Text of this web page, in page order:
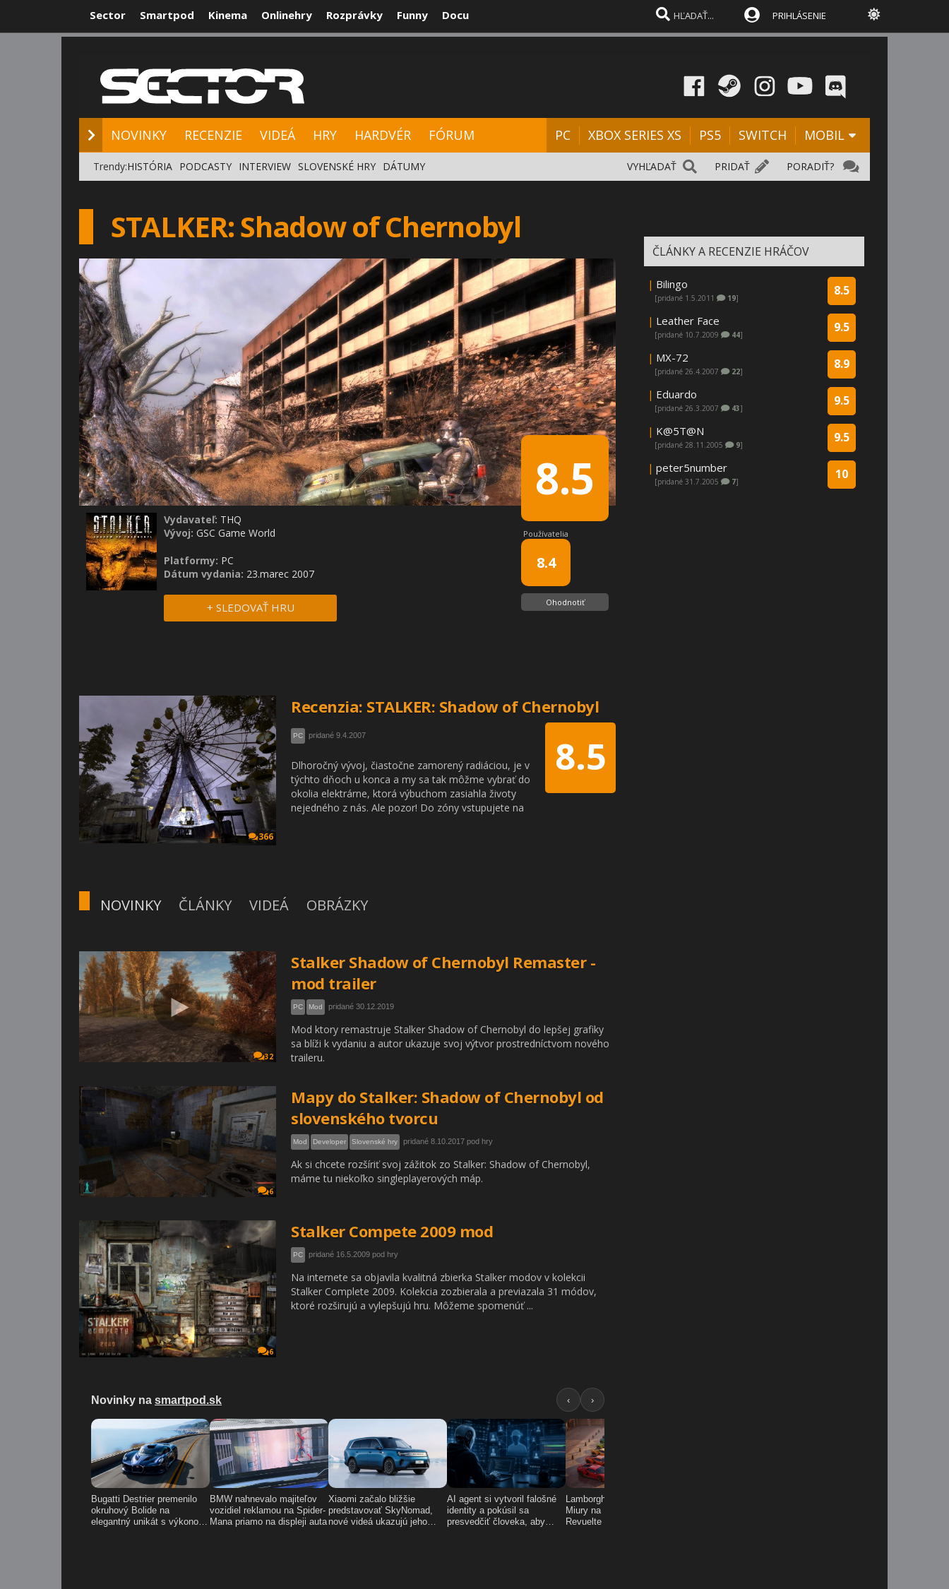
Sector Smartpod Kinema Onlinehry Rozprávky Funny Docu PRIHLÁSENIE
NOVINKY RECENZIE VIDEÁ HRY HARDVÉR FÓRUM PC XBOX SERIES XS PS5 SWITCH MOBIL
PORADIŤ?
PRIDAŤ
VYHĽADAŤ
Trendy:HISTÓRIA PODCASTY INTERVIEW SLOVENSKÉ HRY DÁTUMY
STALKER: Shadow of Chernobyl
8.5
Používatelia
8.4
Ohodnotiť
Vydavateľ: THQ
Vývoj: GSC Game World
Platformy: PC
Dátum vydania: 23.marec 2007
+ SLEDOVAŤ HRU
366
Recenzia: STALKER: Shadow of Chernobyl
8.5
PC pridané 9.4.2007
Dlhoročný vývoj, čiastočne zamorený radiáciou, je v
týchto dňoch u konca a my sa tak môžme vybrať do
okolia elektrárne, ktorá výbuchom zasiahla životy
nejedného z nás. Ale pozor! Do zóny vstupujete na
NOVINKY ČLÁNKY VIDEÁ OBRÁZKY
32
Stalker Shadow of Chernobyl Remaster -
mod trailer
PC Mod pridané 30.12.2019
Mod ktory remastruje Stalker Shadow of Chernobyl do lepšej grafiky
sa blíži k vydaniu a autor ukazuje svoj výtvor prostredníctvom nového
traileru.
6
Mapy do Stalker: Shadow of Chernobyl od
slovenského tvorcu
Mod Developer Slovenské hry pridané 8.10.2017 pod hry
Ak si chcete rozšíriť svoj zážitok zo Stalker: Shadow of Chernobyl,
máme tu niekoľko singleplayerových máp.
6
Stalker Compete 2009 mod
PC pridané 16.5.2009 pod hry
Na internete sa objavila kvalitná zbierka Stalker modov v kolekcii
Stalker Complete 2009. Kolekcia zozbierala a previazala 31 módov,
ktoré rozširujú a vylepšujú hru. Môžeme spomenúť ...
ČLÁNKY A RECENZIE HRÁČOV
8.5
| Bilingo
[pridané 1.5.2011 19]
9.5
| Leather Face
[pridané 10.7.2009 44]
8.9
| MX-72
[pridané 26.4.2007 22]
9.5
| Eduardo
[pridané 26.3.2007 43]
9.5
| K@5T@N
[pridané 28.11.2005 9]
10
| peter5number
[pridané 31.7.2005 7]